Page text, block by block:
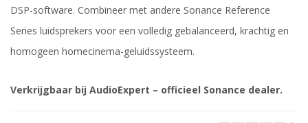
DSP-software. Combineer met andere Sonance Reference
Series luidsprekers voor een volledig gebalanceerd, krachtig en
homogeen homecinema-geluidssysteem.
Verkrijgbaar bij AudioExpert – officieel Sonance dealer.